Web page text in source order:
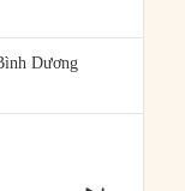
Dương